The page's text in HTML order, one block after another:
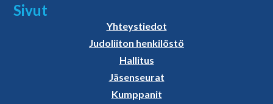
Sivut
Yhteystiedot
Judoliiton henkilöstö
Hallitus
Jäsenseurat
Kumppanit